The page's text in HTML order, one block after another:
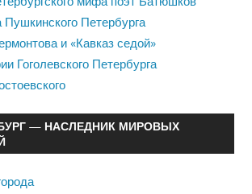
Пушкинского Петербурга
и «Кавказ седой»
Гоголевского Петербурга
— НАСЛЕДНИК МИРОВЫХ